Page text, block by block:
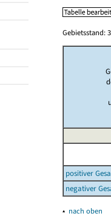
Gebietsstand:
positiver
negativer
▴ nach oben